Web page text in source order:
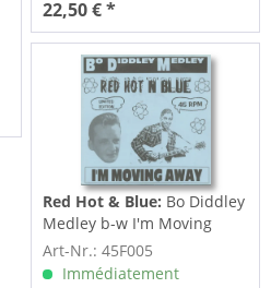
22,50 € *
Red Hot & Blue: Bo Diddley
Medley b-w I'm Moving
Away 7inch,...
Art-Nr.: 45F005
Immédiatement